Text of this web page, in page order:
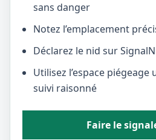
sans danger
Notez l’emplacement
Déclarez le nid sur
Utilisez l’espace
suivi raisonné
Faire le